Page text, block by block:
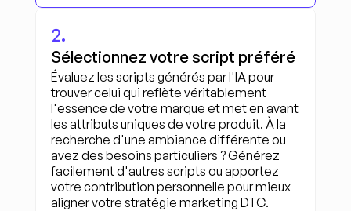
2.
Sélectionnez votre script préféré
Évaluez les scripts générés par l'IA pour
trouver celui qui reflète véritablement
l'essence de votre marque et met en avant
les attributs uniques de votre produit. À la
recherche d'une ambiance différente ou
avez des besoins particuliers ? Générez
facilement d'autres scripts ou apportez
votre contribution personnelle pour mieux
aligner votre stratégie marketing DTC.